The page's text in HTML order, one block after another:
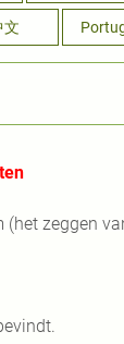
文
(het zeggen